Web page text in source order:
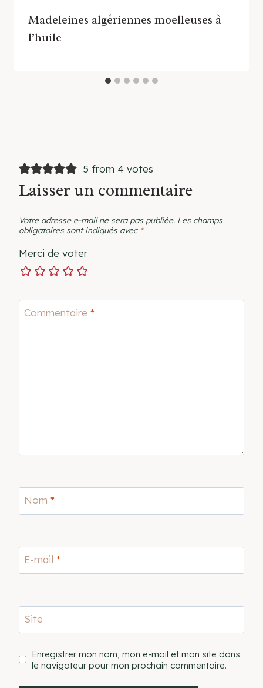
Madeleines algériennes moelleuses à
l’huile
5 from 4 votes
Laisser un commentaire
Votre adresse e-mail ne sera pas publiée. Les champs
obligatoires sont indiqués avec *
Merci de voter
Commentaire *
Nom *
E-mail *
Site
Enregistrer mon nom, mon e-mail et mon site dans
le navigateur pour mon prochain commentaire.